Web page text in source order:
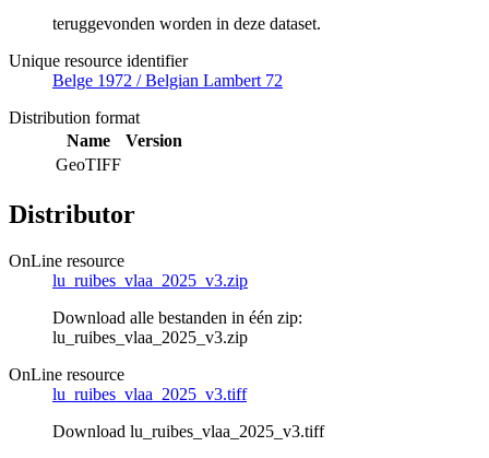
teruggevonden worden in deze dataset.
Unique resource identifier
Belge 1972 / Belgian Lambert 72
Distribution format
Name
Version
GeoTIFF
Distributor
OnLine resource
lu_ruibes_vlaa_2025_v3.zip
Download alle bestanden in één zip:
lu_ruibes_vlaa_2025_v3.zip
OnLine resource
lu_ruibes_vlaa_2025_v3.tiff
Download lu_ruibes_vlaa_2025_v3.tiff